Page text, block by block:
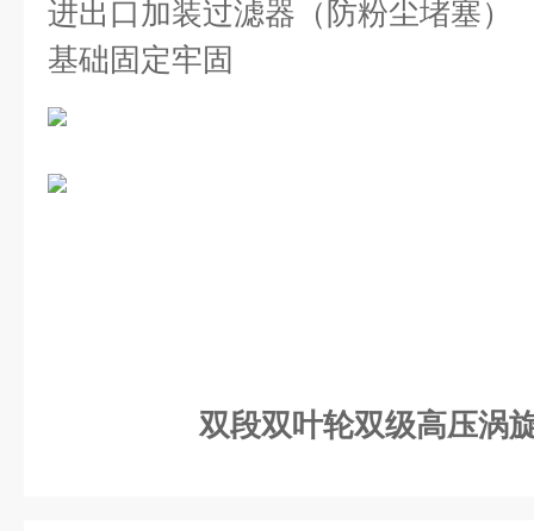
进出口加装过滤器（防粉尘堵塞）
基础固定牢固
双段双叶轮双级高压涡